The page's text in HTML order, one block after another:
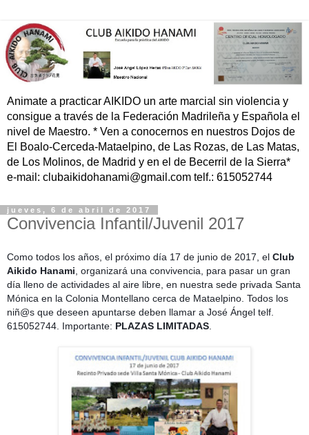
Animate a practicar AIKIDO un arte marcial sin violencia y
consigue a través de la Federación Madrileña y Española el
nivel de Maestro. * Ven a conocernos en nuestros Dojos de
El Boalo-Cerceda-Mataelpino, de Las Rozas, de Las Matas,
de Los Molinos, de Madrid y en el de Becerril de la Sierra*
e-mail: clubaikidohanami@gmail.com telf.: 615052744
jueves, 6 de abril de 2017
Convivencia Infantil/Juvenil 2017
Como todos los años, el próximo día 17 de junio de 2017, el Club
Aikido Hanami , organizará una convivencia, para pasar un gran
día lleno de actividades al aire libre, en nuestra sede privada Santa
Mónica en la Colonia Montellano cerca de Mataelpino. Todos los
niñ@s que deseen apuntarse deben llamar a José Ángel telf.
615052744. Importante: PLAZAS LIMITADAS